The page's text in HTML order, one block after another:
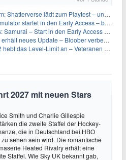
lädt zum Playtest – und erscheint schon bald!
startet in den Early Access – bald gehts los!
– Start in den Early Access ab heute im feudalen Japan
Update – Bloober verbessert Grafik und Performance
Level-Limit an – Veteranen können endlich weiter aufsteigen
2027 mit neuen Stars
Smith und Charlie Gillespie
die zweite Staffel der Hockey-
die in Deutschland bei HBO
zu sehen sein wird. Die romantische
Heated Rivalry erhält eine
Staffel. Wie Sky UK bekannt gab,